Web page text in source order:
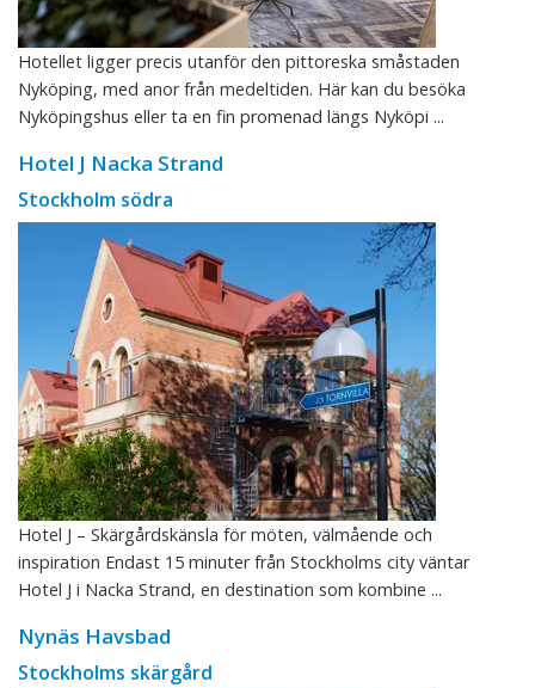
Hotellet ligger precis utanför den pittoreska småstaden
Nyköping, med anor från medeltiden. Här kan du besöka
Nyköpingshus eller ta en fin promenad längs Nyköpi ...
Hotel J Nacka Strand
Stockholm södra
Hotel J – Skärgårdskänsla för möten, välmående och
inspiration Endast 15 minuter från Stockholms city väntar
Hotel J i Nacka Strand, en destination som kombine ...
Nynäs Havsbad
Stockholms skärgård